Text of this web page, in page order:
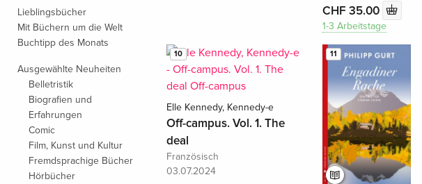
Lieblingsbücher
Mit Büchern um die Welt
Buchtipp des Monats
Ausgewählte Neuheiten
Belletristik
Biografien und
Erfahrungen
Comic
Film, Kunst und Kultur
Fremdsprachige Bücher
Hörbücher
CHF 35.00
1-3 Arbeitstage
10
Elle Kennedy, Kennedy-e
Off-campus. Vol. 1. The
deal
Französisch
03.07.2024
11